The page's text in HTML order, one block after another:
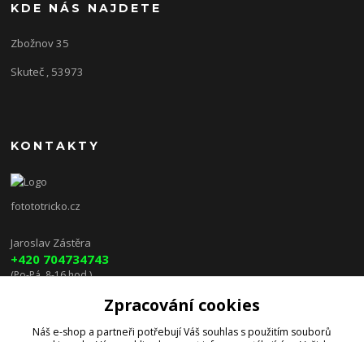
KDE NÁS NAJDETE
Zbožnov 35
Skuteč , 53973
KONTAKTY
fotototricko.cz
Jaroslav Zástěra
+420 704734743
(Po-Pá, 8-16 hod.)
lenkazasterova@centrum.cz
Zpracování cookies
Náš e-shop a partneři potřebují Váš souhlas s použitím souborů